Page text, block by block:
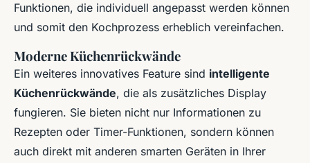
Funktionen, die individuell angepasst werden können
und somit den Kochprozess erheblich vereinfachen.
Moderne Küchenrückwände
Ein weiteres innovatives Feature sind intelligente
Küchenrückwände, die als zusätzliches Display
fungieren. Sie bieten nicht nur Informationen zu
Rezepten oder Timer-Funktionen, sondern können
auch direkt mit anderen smarten Geräten in Ihrer